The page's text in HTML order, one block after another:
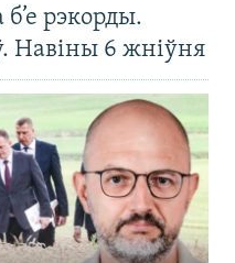
рэкорды.
Навіны 6 жніўня